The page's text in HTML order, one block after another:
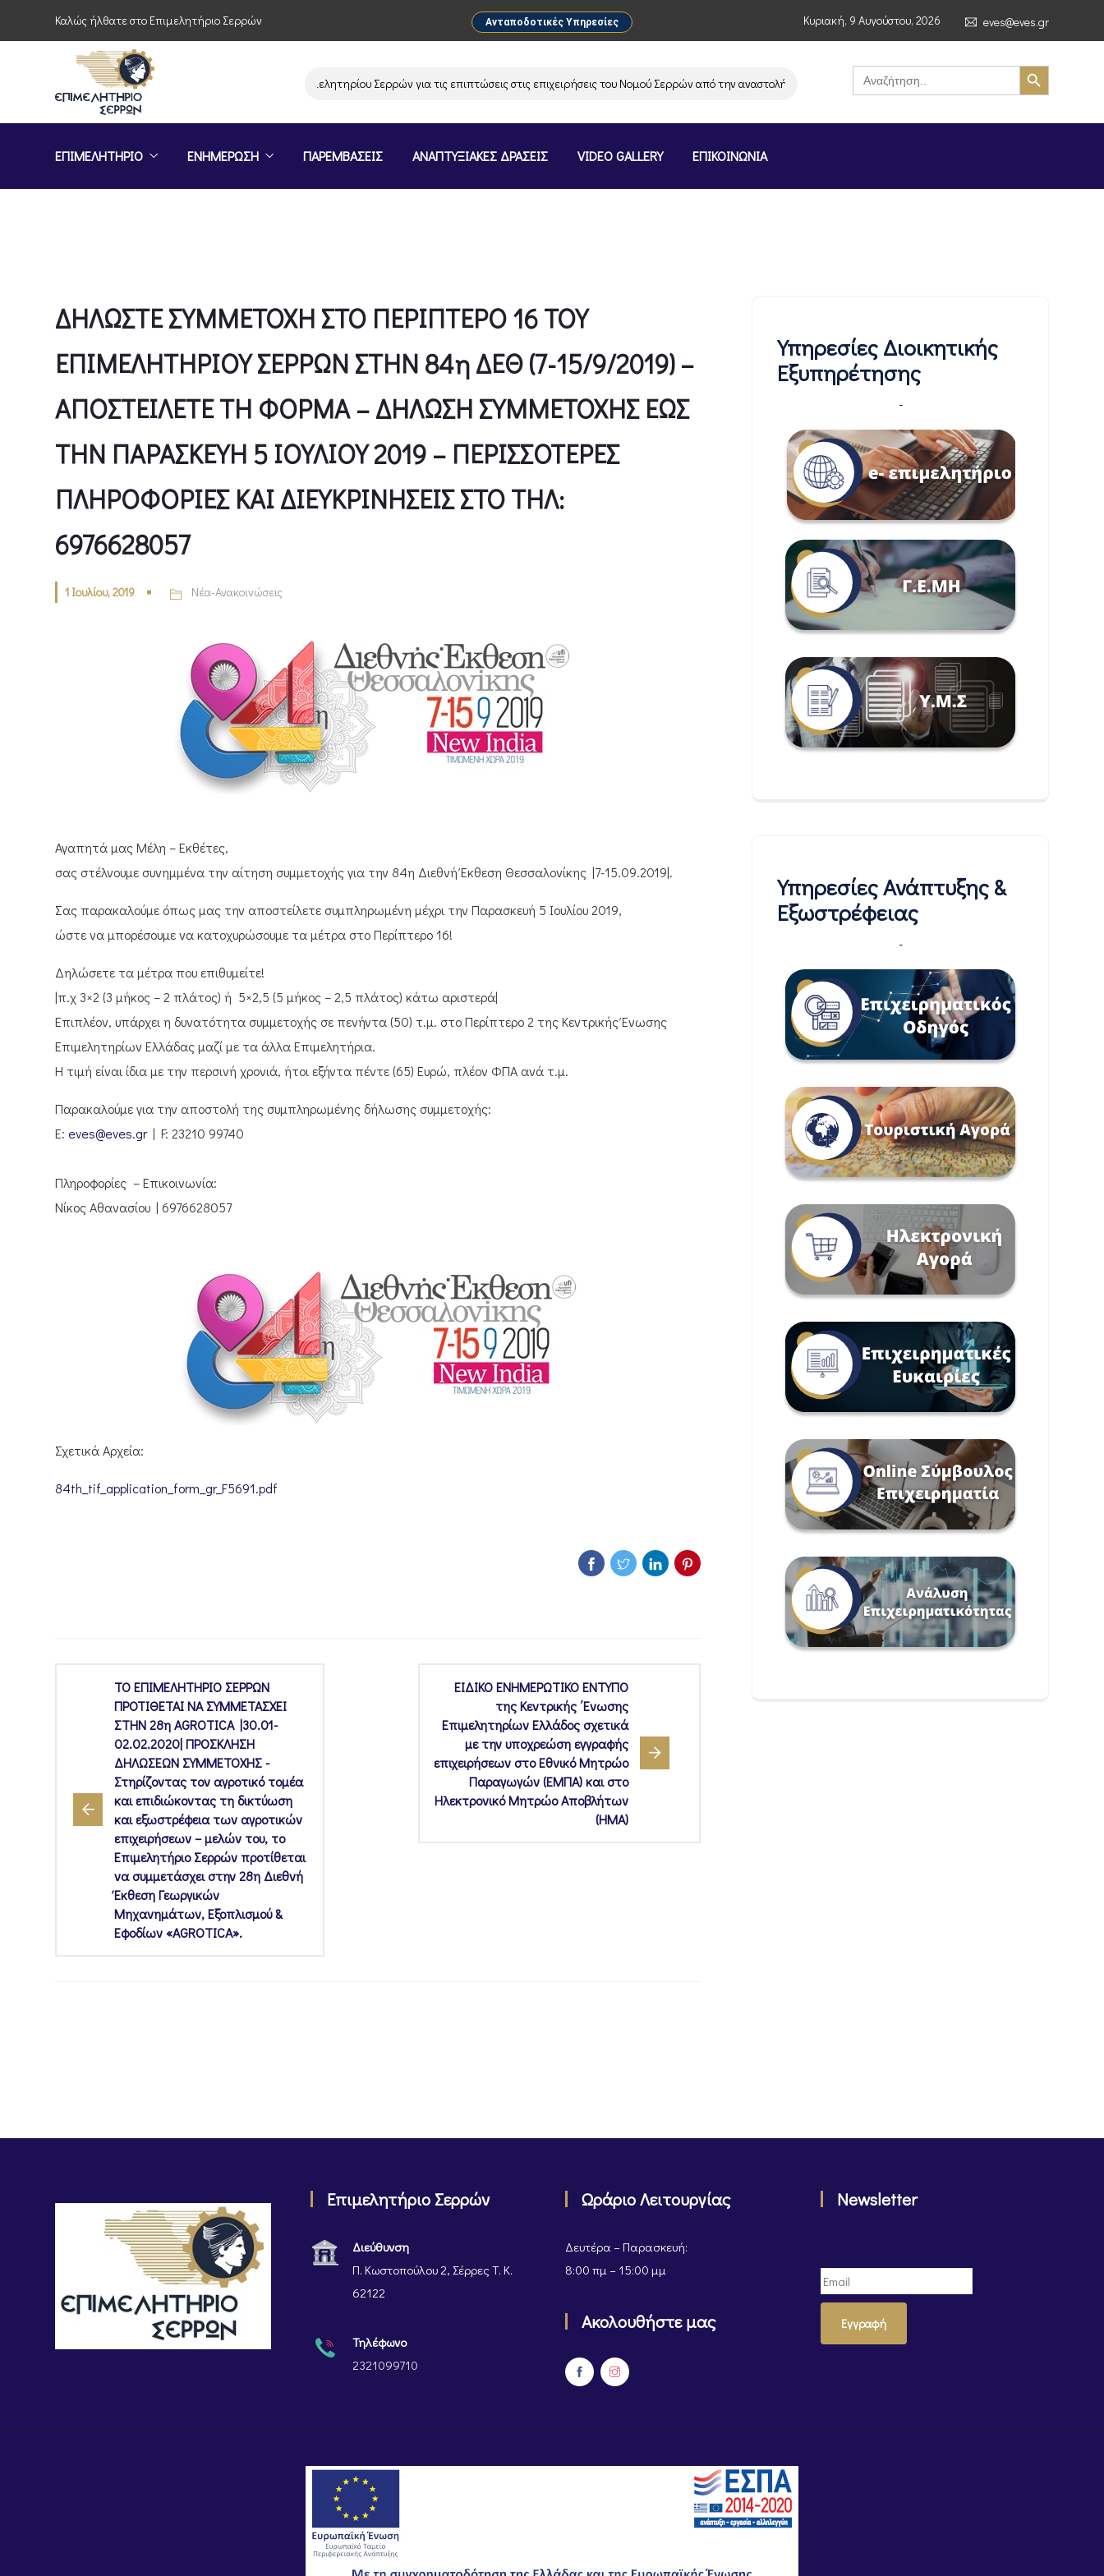
Καλώς ήλθατε στο Επιμελητήριο Σερρών Ανταποδοτικές Υπηρεσίες Κυριακή, 9 Αυγούστου, 2026 eves@eves.gr
Παρέμβαση του Επιμελητηρίου Σερρών για τις επιπτώσεις στις επιχειρήσεις του Νομού Σερρών από την αναστολή λειτουργίας της αλυσίδας σούπερ μάρκετ MERE στην Ελλάδα –
Search
for:
Search Button
ΕΠΙΜΕΛΗΤΗΡΙΟ ΕΝΗΜΕΡΩΣΗ ΠΑΡΕΜΒΑΣΕΙΣ ΑΝΑΠΤΥΞΙΑΚΕΣ ΔΡΑΣΕΙΣ VIDEO GALLERY ΕΠΙΚΟΙΝΩΝΙΑ
ΔΗΛΩΣΤΕ ΣΥΜΜΕΤΟΧΗ ΣΤΟ ΠΕΡΙΠΤΕΡΟ 16 ΤΟΥ
ΕΠΙΜΕΛΗΤΗΡΙΟΥ ΣΕΡΡΩΝ ΣΤΗΝ 84η ΔΕΘ (7-15/9/2019) –
ΑΠΟΣΤΕΙΛΕΤΕ ΤΗ ΦΟΡΜΑ – ΔΗΛΩΣΗ ΣΥΜΜΕΤΟΧΗΣ ΕΩΣ
ΤΗΝ ΠΑΡΑΣΚΕΥΗ 5 ΙΟΥΛΙΟΥ 2019 – ΠΕΡΙΣΣΟΤΕΡΕΣ
ΠΛΗΡΟΦΟΡΙΕΣ ΚΑΙ ΔΙΕΥΚΡΙΝΗΣΕΙΣ ΣΤΟ ΤΗΛ:
6976628057
1 Ιουλίου, 2019 Νέα-Ανακοινώσεις
Αγαπητά μας Μέλη – Εκθέτες,
σας στέλνουμε συνημμένα την αίτηση συμμετοχής για την 84η Διεθνή Έκθεση Θεσσαλονίκης |7-15.09.2019|.
Σας παρακαλούμε όπως μας την αποστείλετε συμπληρωμένη μέχρι την Παρασκευή 5 Ιουλίου 2019,
ώστε να μπορέσουμε να κατοχυρώσουμε τα μέτρα στο Περίπτερο 16!
Δηλώσετε τα μέτρα που επιθυμείτε!
|π.χ 3×2 (3 μήκος – 2 πλάτος) ή 5×2,5 (5 μήκος – 2,5 πλάτος) κάτω αριστερά|
Επιπλέον, υπάρχει η δυνατότητα συμμετοχής σε πενήντα (50) τ.μ. στο Περίπτερο 2 της Κεντρικής Ένωσης
Επιμελητηρίων Ελλάδας μαζί με τα άλλα Επιμελητήρια.
Η τιμή είναι ίδια με την περσινή χρονιά, ήτοι εξήντα πέντε (65) Ευρώ, πλέον ΦΠΑ ανά τ.μ.
Παρακαλούμε για την αποστολή της συμπληρωμένης δήλωσης συμμετοχής:
Ε: eves@eves.gr| F: 23210 99740
Πληροφορίες – Επικοινωνία:
Νίκος Αθανασίου | 6976628057
Σχετικά Αρχεία:
84th_tif_application_form_gr_F5691.pdf
ΤΟ ΕΠΙΜΕΛΗΤΗΡΙΟ ΣΕΡΡΩΝ
ΠΡΟΤΙΘΕΤΑΙ ΝΑ ΣΥΜΜΕΤΑΣΧΕΙ
ΣΤΗΝ 28η AGROTICA |30.01-
02.02.2020| ΠΡΟΣΚΛΗΣΗ
ΔΗΛΩΣΕΩΝ ΣΥΜΜΕΤΟΧΗΣ -
Στηρίζοντας τον αγροτικό τομέα
και επιδιώκοντας τη δικτύωση
και εξωστρέφεια των αγροτικών
επιχειρήσεων – μελών του, το
Επιμελητήριο Σερρών προτίθεται
να συμμετάσχει στην 28η Διεθνή
Έκθεση Γεωργικών
Μηχανημάτων, Εξοπλισμού &
Εφοδίων «AGROTICA».
ΕΙΔΙΚΟ ΕΝΗΜΕΡΩΤΙΚΟ ΕΝΤΥΠΟ
της Κεντρικής ΄Ενωσης
Επιμελητηρίων Ελλάδος σχετικά
με την υποχρεώση εγγραφής
επιχειρήσεων στο Εθνικό Μητρώο
Παραγωγών (ΕΜΠΑ) και στο
Ηλεκτρονικό Μητρώο Αποβλήτων
(ΗΜΑ)
Υπηρεσίες Διοικητικής
Εξυπηρέτησης
-
Υπηρεσίες Ανάπτυξης &
Εξωστρέφειας
-
Επιμελητήριο Σερρών
Διεύθυνση
Π. Κωστοπούλου 2, Σέρρες Τ. Κ.
62122
Τηλέφωνο
2321099710
Ωράριο Λειτουργίας
Δευτέρα – Παρασκευή:
8:00 πμ – 15:00 μμ
Ακολουθήστε μας
Newsletter
Εγγραφή